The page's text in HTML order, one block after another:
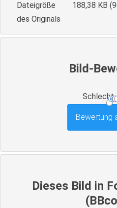
Dateigröße
des Originals
188,38 KB
Bild-
Schlecht
Dieses Bild in